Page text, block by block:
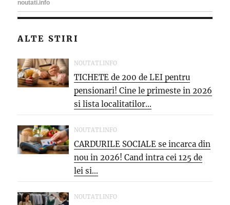
ALTE STIRI
NOUTATI.INFO
TICHETE de 200 de LEI pentru
pensionari! Cine le primeste in 2026
si lista localitatilor...
NOUTATI.INFO
CARDURILE SOCIALE se incarca din
nou in 2026! Cand intra cei 125 de
lei si...
NOUTATI.INFO